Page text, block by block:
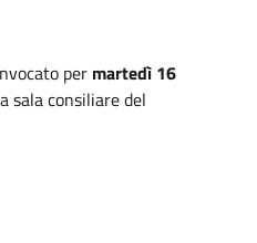
per martedì 16
sala consiliare del